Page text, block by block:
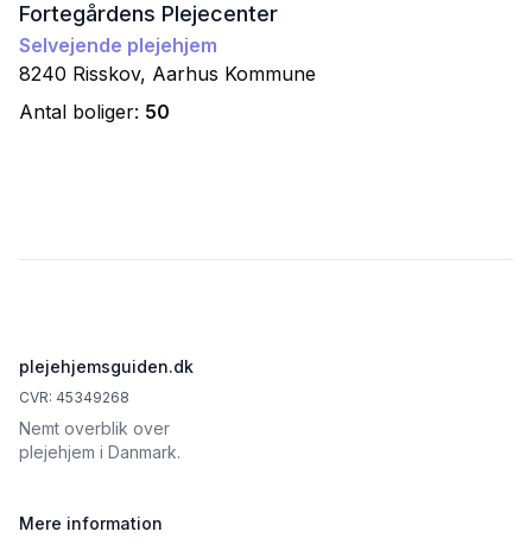
Fortegårdens Plejecenter
Selvejende plejehjem
8240 Risskov, Aarhus Kommune
Antal boliger: 50
plejehjemsguiden.dk
CVR: 45349268
Nemt overblik over
plejehjem i Danmark.
Mere information